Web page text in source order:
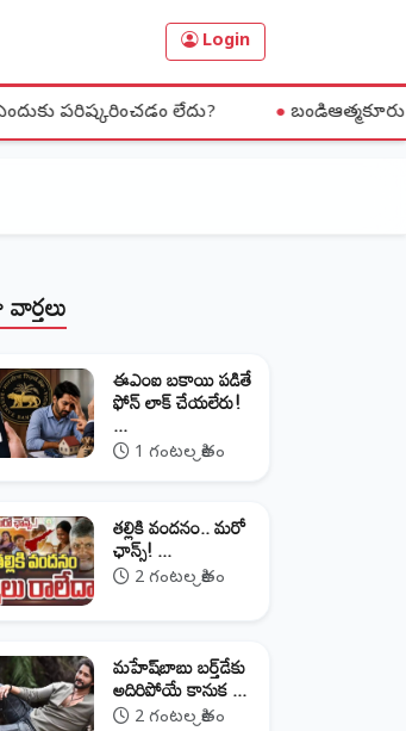
Login
లేదు? ●బండిఆత్మకూరు మండలం
ఈఎంఐ బకాయి పడితే
ఫోన్‌ లాక్‌ చేయలేరు!
...
1 గంటల క్రితం
తల్లికి వందనం.. మరో
ఛాన్స్! ...
2 గంటల క్రితం
మహేష్‌బాబు బర్త్‌డేకు
అదిరిపోయే కానుక ...
2 గంటల క్రితం